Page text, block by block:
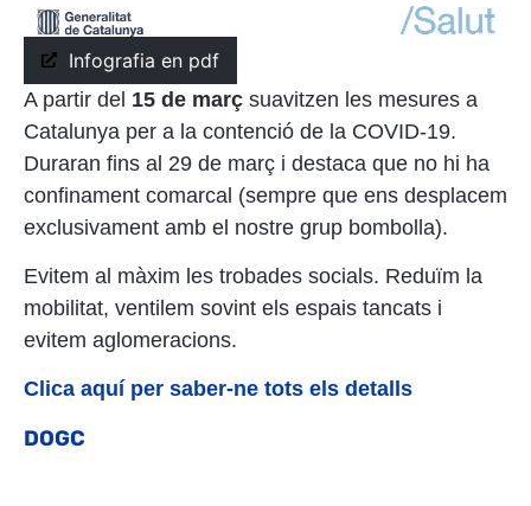
Infografia en pdf
A partir del 15 de març suavitzen les mesures a
Catalunya per a la contenció de la COVID-19.
Duraran fins al 29 de març i destaca que no hi ha
confinament comarcal (sempre que ens desplacem
exclusivament amb el nostre grup bombolla).
Evitem al màxim les trobades socials. Reduïm la
mobilitat, ventilem sovint els espais tancats i
evitem aglomeracions.
Clica aquí per saber-ne tots els detalls
DOGC